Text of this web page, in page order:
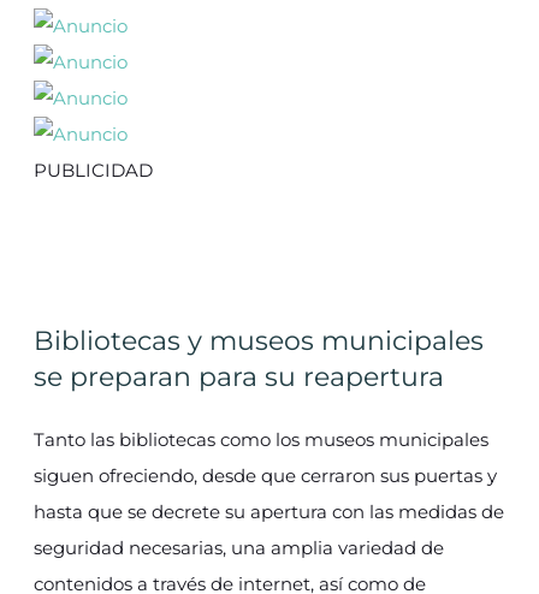
PUBLICIDAD
Bibliotecas y museos municipales
se preparan para su reapertura
Tanto las bibliotecas como los museos municipales
siguen ofreciendo, desde que cerraron sus puertas y
hasta que se decrete su apertura con las medidas de
seguridad necesarias, una amplia variedad de
contenidos a través de internet, así como de